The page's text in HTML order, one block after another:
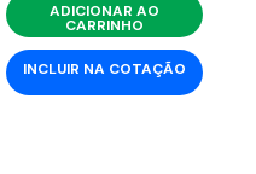
ADICIONAR AO
CARRINHO
INCLUIR NA COTAÇÃO